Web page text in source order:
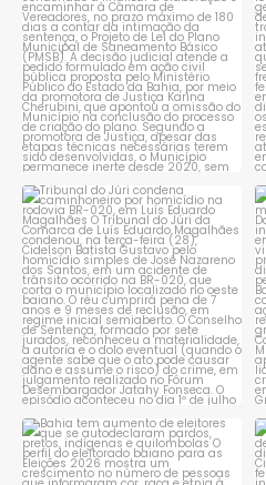
1 0
Tribunal do Júri condena
caminhoneiro por...
1 0
Bahia tem aumento de eleitores
que se autodeclaram...
1 0